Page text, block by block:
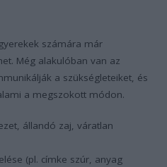
számára már
Még alakulóban van az
a szükségleteiket, és
a megszokott módon.
állandó zaj, váratlan
(pl. címke szúr, anyag